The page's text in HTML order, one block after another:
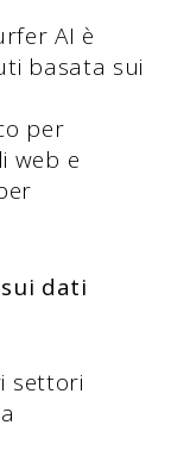
AI è
basata sui
per
web e
dati
settori